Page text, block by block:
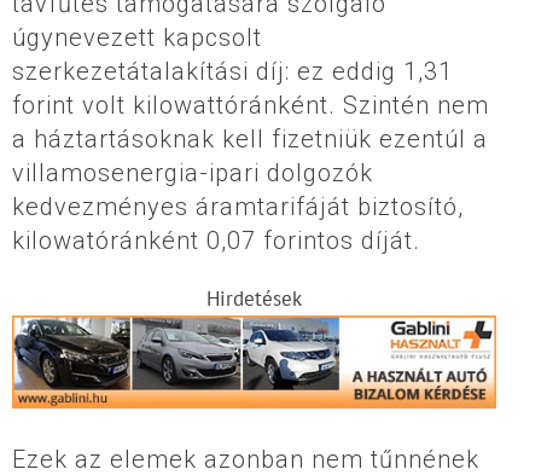
úgynevezett kapcsolt
szerkezetátalakítási díj: ez eddig 1,31
forint volt kilowattóránként. Szintén nem
a háztartásoknak kell fizetniük ezentúl a
villamosenergia-ipari dolgozók
kedvezményes áramtarifáját biztosító,
kilowatóránként 0,07 forintos díját.
Hirdetések
Ezek az elemek azonban nem tűnnének